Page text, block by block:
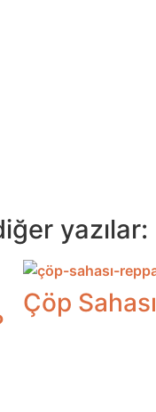
yazılar:
Çöp Sahası